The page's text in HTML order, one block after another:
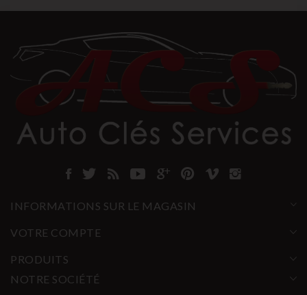
INFORMATIONS SUR LE MAGASIN
VOTRE COMPTE
PRODUITS
NOTRE SOCIÉTÉ